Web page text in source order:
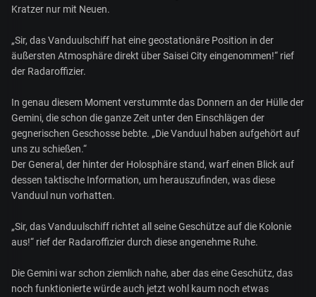
Kratzer nur mit Neuen.
„Sir, das Vanduulschiff hat eine geostationäre Position in der
äußersten Atmosphäre direkt über Saisei City eingenommen!“ rief
der Radaroffizier.
In genau diesem Moment verstummte das Donnern an der Hülle der
Gemini, die schon die ganze Zeit unter den Einschlägen der
gegnerischen Geschosse bebte. „Die Vanduul haben aufgehört auf
uns zu schießen.“
Der General, der hinter der Holosphäre stand, warf einen Blick auf
dessen taktische Information, um herauszufinden, was diese
Vanduul nun vorhatten.
„Sir, das Vanduulschiff richtet all seine Geschütze auf die Kolonie
aus!“ rief der Radaroffizier durch diese angenehme Ruhe.
Die Gemini war schon ziemlich nahe, aber das eine Geschütz, das
noch funktionierte würde auch jetzt wohl kaum noch etwas